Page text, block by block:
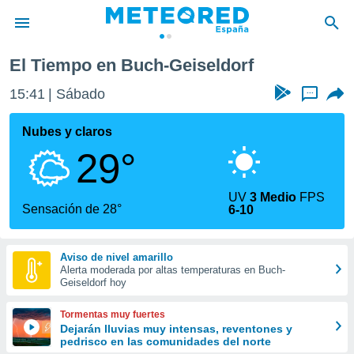
de
por
que se
calidad.
a este
las
y
forma
digital
basada
El Tiempo en Buch-Geiseldorf
15:41 Sábado ...
Nubes y claros
29°
Sensación de 28°
UV3 Medio FPS
6-10
Aviso de nivel amarillo
Alerta moderada por altas temperaturas en Buch-
Geiseldorf hoy
Tormentas muy fuertes
Dejarán lluvias muy intensas, reventones y
pedrisco en las comunidades del norte